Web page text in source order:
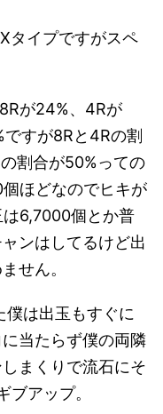
タイプですがスペ
が24%、4Rが
すが8Rと4Rの割
割合が50%っての
ほどなのでヒキが
6,7000個とか普
ンはしてるけど出
せん。
僕は出玉もすぐに
当たらず僕の両隣
まくりで流石にそ
アップ。